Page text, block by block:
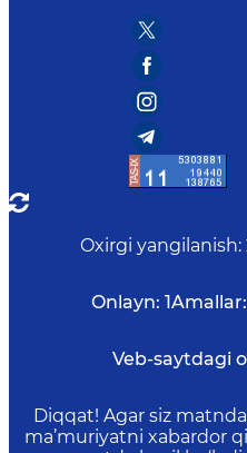
Oxirgi yangilanish:
Onlayn: 1Amallar:
Veb-saytdagi
Diqqat! Agar siz
ma’muriyatni xabardor